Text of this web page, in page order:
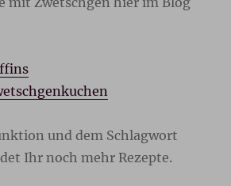
und dem Schlagwort
Ihr noch mehr Rezepte.